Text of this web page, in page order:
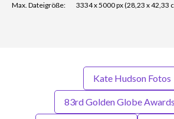
Max. Dateigröße:
3334 x 5000 px (28,23 x 42,33
Kate Hudson Fotos
83rd Golden Globe